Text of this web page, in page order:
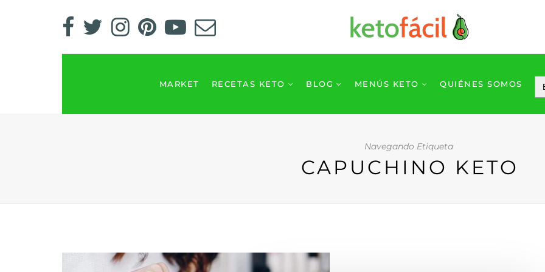
MARKET RECETAS KETO BLOG MENÚS KETO QUIÉNES SOMOS
Navegando Etiqueta
CAPUCHINO KETO